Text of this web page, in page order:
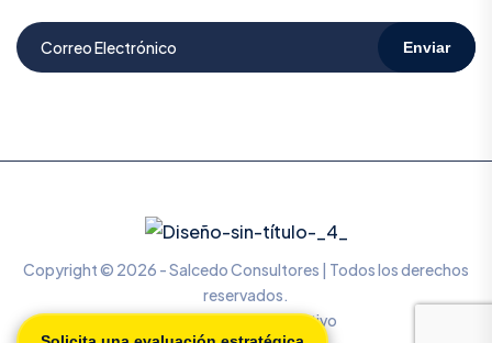
Enviar
Copyright © 2026 - Salcedo Consultores | Todos los derechos
reservados.
Diseñado por Mr. Kreativo